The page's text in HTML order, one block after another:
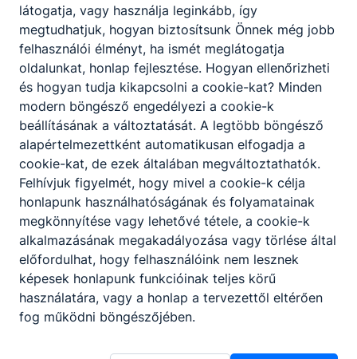
OM azonosító:
Partnereink
látogatja, vagy használja leginkább, így
megtudhatjuk, hogyan biztosítsunk Önnek még jobb
felhasználói élményt, ha ismét meglátogatja
oldalunkat, honlap fejlesztése. Hogyan ellenőrizheti
és hogyan tudja kikapcsolni a cookie-kat? Minden
modern böngésző engedélyezi a cookie-k
beállításának a változtatását. A legtöbb böngésző
alapértelmezettként automatikusan elfogadja a
cookie-kat, de ezek általában megváltoztathatók.
Felhívjuk figyelmét, hogy mivel a cookie-k célja
honlapunk használhatóságának és folyamatainak
megkönnyítése vagy lehetővé tétele, a cookie-k
alkalmazásának megakadályozása vagy törlése által
előfordulhat, hogy felhasználóink nem lesznek
képesek honlapunk funkcióinak teljes körű
használatára, vagy a honlap a tervezettől eltérően
fog működni böngészőjében.